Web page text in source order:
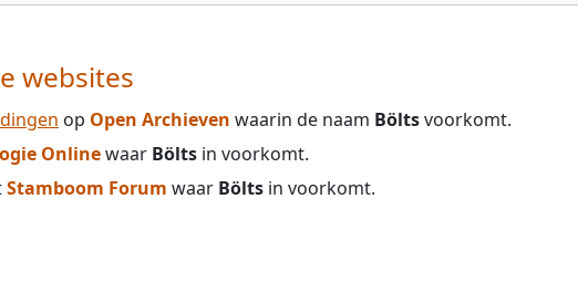
websites
op Open Archieven waarin de naam Böltsvoorkomt.
Onlinewaar Bölts in voorkomt.
Stamboom Forum waar Bölts in voorkomt.